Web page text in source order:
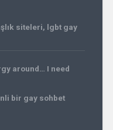
siteleri, lgbt gay
around… I need
bir gay sohbet